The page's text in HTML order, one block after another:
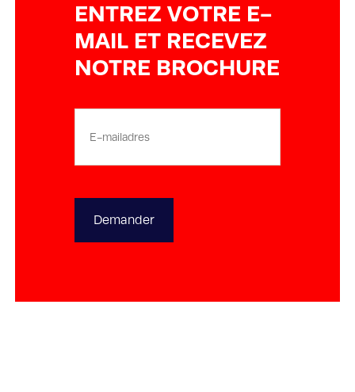
ENTREZ VOTRE E-
MAIL ET RECEVEZ
NOTRE BROCHURE
mailadres